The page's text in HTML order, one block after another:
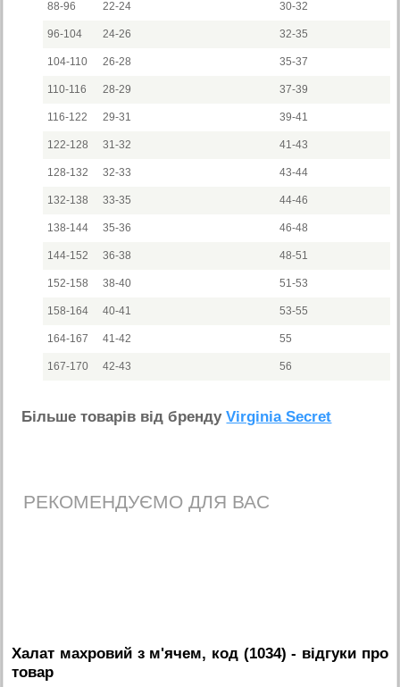
88-96 22-24 30-32
96-104 24-26 32-35
104-110 26-28 35-37
110-116 28-29 37-39
116-122 29-31 39-41
122-128 31-32 41-43
128-132 32-33 43-44
132-138 33-35 44-46
138-144 35-36 46-48
144-152 36-38 48-51
152-158 38-40 51-53
158-164 40-41 53-55
164-167 41-42 55
167-170 42-43 56
Бiльше товарiв вiд брендуVirginia Secret
РЕКОМЕНДУЄМО ДЛЯ ВАС
Халат махровий з м'ячем, код (1034) - вiдгуки про
товар